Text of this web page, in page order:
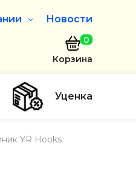
Новости
0
Корзина
Уценка
YR Hooks